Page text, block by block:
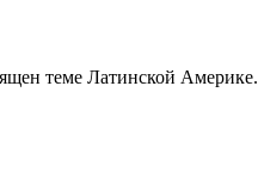
теме Латинской Америке.